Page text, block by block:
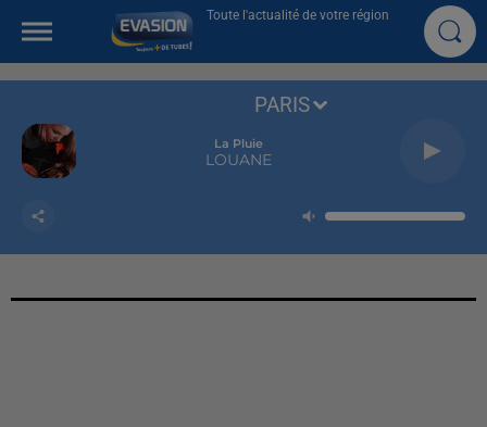
Toute l'actualité de votre région
La Pluie
LOUANE
PARIS